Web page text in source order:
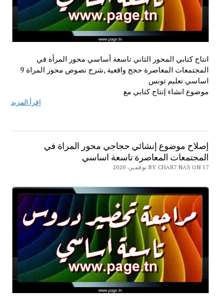
انتاج كتابي المحور الثاني تاسعة أساسي محور المرأة في
المجتمعات المعاصرة حجج واقعية ,شرح نصوص محور المراة 9
اساسي تعليم تونس
موضوع انشاء إنتاج كتابي مع
إقرأ المزيد
إصلاح موضوع إنشائي حجاجي محور المراة في
المجتمعات المعاصرة تاسعة اساسي
BY CHAR7 NAS ON 17 نوفمبر، 2020